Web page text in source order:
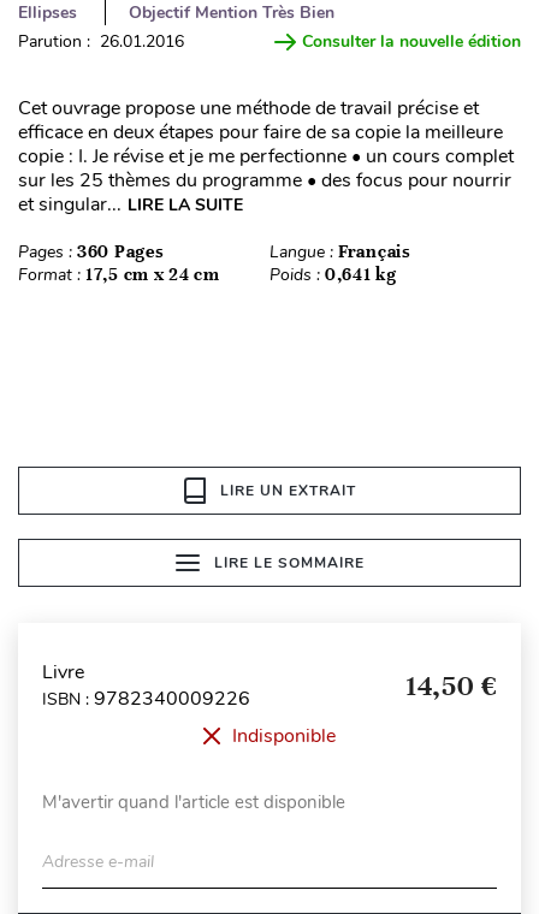
Ellipses
Objectif Mention Très Bien
Parution : 26.01.2016
Consulter la nouvelle édition
Cet ouvrage propose une méthode de travail précise et
efficace en deux étapes pour faire de sa copie la meilleure
copie : I. Je révise et je me perfectionne • un cours complet
sur les 25 thèmes du programme • des focus pour nourrir
et singular... LIRE LA SUITE
Pages : 360 Pages Langue : Français
Format : 17,5 cm x 24 cm Poids : 0,641 kg
LIRE UN EXTRAIT
LIRE LE SOMMAIRE
Livre
ISBN : 9782340009226 14,50 €
Indisponible
M'avertir quand l'article est disponible
Adresse e-mail